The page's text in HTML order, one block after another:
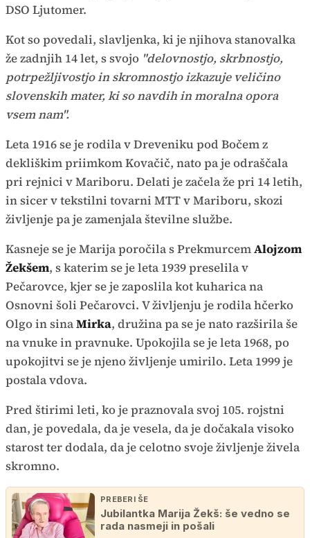
DSO Ljutomer.
Kot so povedali, slavljenka, ki je njihova stanovalka
že zadnjih 14 let, s svojo "delovnostjo, skrbnostjo,
potrpežljivostjo in skromnostjo izkazuje veličino
slovenskih mater, ki so navdih in moralna opora
vsem nam".
Leta 1916 se je rodila v Dreveniku pod Bočem z
dekliškim priimkom Kovačič, nato pa je odraščala
pri rejnici v Mariboru. Delati je začela že pri 14 letih,
in sicer v tekstilni tovarni MTT v Mariboru, skozi
življenje pa je zamenjala številne službe.
Kasneje se je Marija poročila s PrekmurcemAlojzom
Žekšem, s katerim se je leta 1939 preselila v
Pečarovce, kjer se je zaposlila kot kuharica na
Osnovni šoli Pečarovci. V življenju je rodila hčerko
Olgo in sinaMirka, družina pa se je nato razširila še
na vnuke in pravnuke. Upokojila se je leta 1968, po
upokojitvi se je njeno življenje umirilo. Leta 1999 je
postala vdova.
Pred štirimi leti, ko je praznovala svoj 105. rojstni
dan, je povedala, da je vesela, da je dočakala visoko
starost ter dodala, da je celotno svoje življenje živela
skromno.
PREBERI ŠE
Jubilantka Marija Žekš: še vedno se
rada nasmeji in pošali